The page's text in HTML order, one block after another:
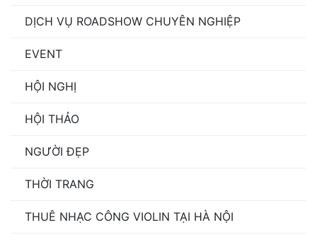
DỊCH VỤ ROADSHOW CHUYÊN NGHIỆP
EVENT
HỘI NGHỊ
HỘI THẢO
NGƯỜI ĐẸP
THỜI TRANG
THUÊ NHẠC CÔNG VIOLIN TẠI HÀ NỘI